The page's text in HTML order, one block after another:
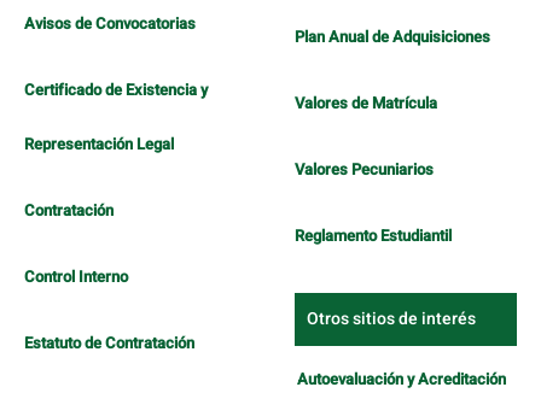
Avisos de Convocatorias
Certificado de Existencia y
Representación Legal
Contratación
Control Interno
Estatuto de Contratación
Plan Anual de Adquisiciones
Valores de Matrícula
Valores Pecuniarios
Reglamento Estudiantil
Otros sitios de interés
Autoevaluación y Acreditación